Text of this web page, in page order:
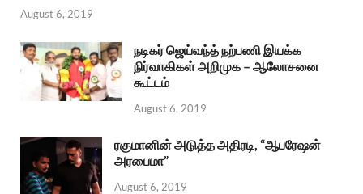
August 6, 2019
நடிகர் ஜெய்வந்த் நற்பணி இயக்க
நிர்வாகிகள் அறிமுக – ஆலோசனை
கூட்டம்
August 6, 2019
ரகுமானின் அடுத்த அதிரடி, “ஆபரேஷன்
அரபைமா”
August 6, 2019